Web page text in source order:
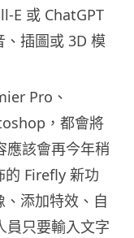
E 或 ChatGPT
、插圖或 3D 模
Pro、
，都會將
應該會再今年稍
的 Firefly 新功
添加特效、自
員只要輸入文字